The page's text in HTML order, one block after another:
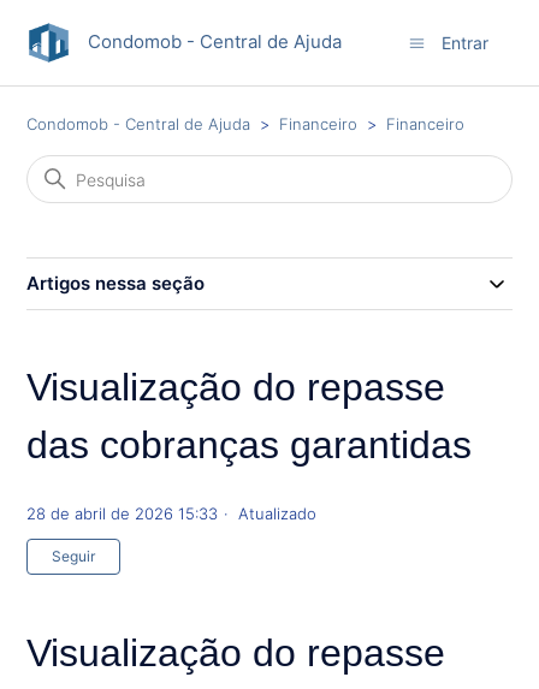
Condomob - Central de Ajuda Entrar
Condomob - Central de Ajuda Financeiro Financeiro
Artigos nessa seção
Visualização do repasse
das cobranças garantidas
28 de abril de 2026 15:33 Atualizado
Seguir
Visualização do repasse